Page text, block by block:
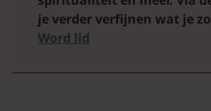
je verder verfijnen wat je
Word lid